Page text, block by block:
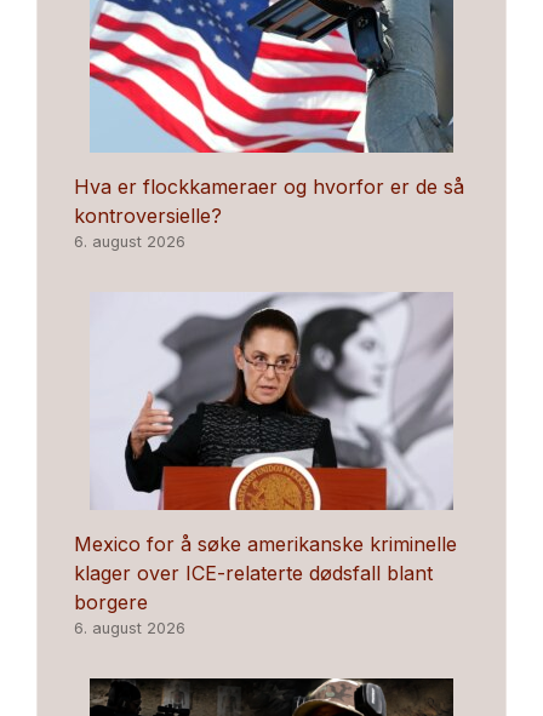
Hva er flockkameraer og hvorfor er de så
kontroversielle?
6. august 2026
Mexico for å søke amerikanske kriminelle
klager over ICE-relaterte dødsfall blant
borgere
6. august 2026